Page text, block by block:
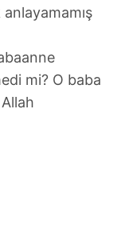
detaylı bilgi
Bilgilendirme
anlayamamış
mi? O baba